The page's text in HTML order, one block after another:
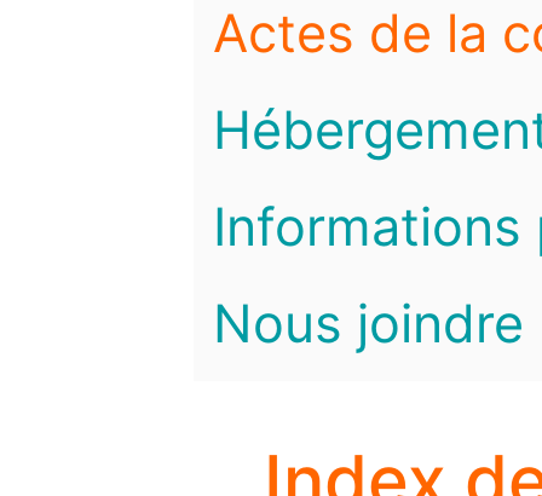
Actes de la
Informations
Nous joindre